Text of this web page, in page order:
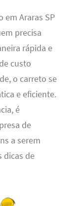
em Araras SP
precisa
rápida e
custo
o carreto se
e eficiente.
é
de
a serem
dicas de